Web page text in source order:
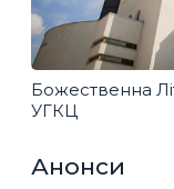
Божественна
УГКЦ
Анонси